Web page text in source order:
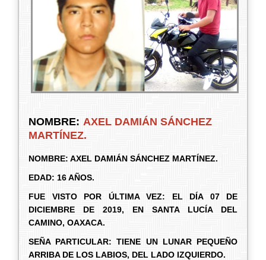
NOMBRE: AXEL DAMIÁN SÁNCHEZ
MARTÍNEZ.
NOMBRE: AXEL DAMIÁN SÁNCHEZ MARTÍNEZ.
EDAD: 16 AÑOS.
FUE VISTO POR ÚLTIMA VEZ: EL DÍA 07 DE
DICIEMBRE DE 2019, EN SANTA LUCÍA DEL
CAMINO, OAXACA.
SEÑA PARTICULAR: TIENE UN LUNAR PEQUEÑO
ARRIBA DE LOS LABIOS, DEL LADO IZQUIERDO.